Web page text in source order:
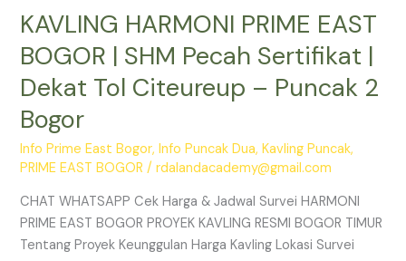
KAVLING HARMONI PRIME EAST
BOGOR | SHM Pecah Sertifikat |
Dekat Tol Citeureup – Puncak 2
Bogor
Info Prime East Bogor,Info Puncak Dua,Kavling Puncak,
PRIME EAST BOGOR /rdalandacademy@gmail.com
CHAT WHATSAPP Cek Harga & Jadwal Survei HARMONI
PRIME EAST BOGOR PROYEK KAVLING RESMI BOGOR TIMUR
Tentang Proyek Keunggulan Harga Kavling Lokasi Survei